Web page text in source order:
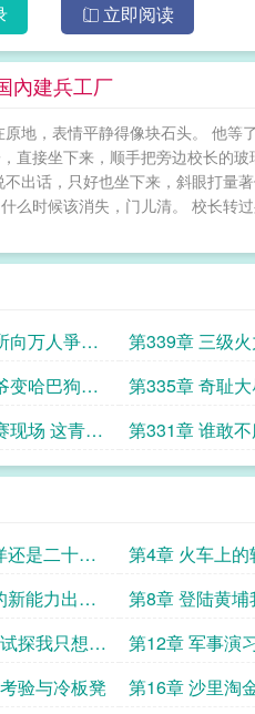
立即阅读
內建兵工厂
地，表情平静得像块石头。 他等
直接坐下来，顺手把旁边校长的
出话，只好也坐下来，斜眼打量著
么时候该消失，门儿清。 校长转
向万人爭相
第339章 三级
造这个时代最强
变哈巴狗杰
间
第335章 奇耻
痛斥 陆军全是
现场 这青天
里还有一个
第331章 谁敢
拿的番號
还是二十块
第4章 火车上
个车厢都闭嘴
新能力出现
第8章 登陆黄
红党大佬
探我只想好
第12章 军事演
用金手指斩首
验与冷板凳
第16章 沙里淘